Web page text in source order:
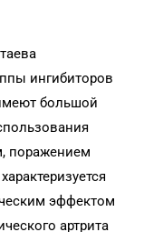
ингибиторов
большой
поражением
эффектом
артрита